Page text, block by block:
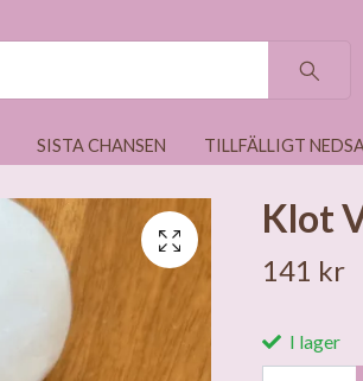
SISTA CHANSEN TILLFÄLLIGT
Klot
141 kr
I lager